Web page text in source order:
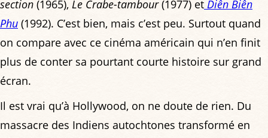
section (1965), Le Crabe-tambour(1977) et Diên Biên
Phu (1992). C’est bien, mais c’est peu. Surtout quand
on compare avec ce cinéma américain qui n’en finit
plus de conter sa pourtant courte histoire sur grand
écran.
Il est vrai qu’à Hollywood, on ne doute de rien. Du
massacre des Indiens autochtones transformé en